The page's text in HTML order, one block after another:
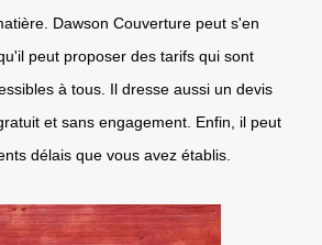
Dawson Couverture peut s'en
peut proposer des tarifs qui sont
à tous. Il dresse aussi un devis
et sans engagement. Enfin, il peut
délais que vous avez établis.